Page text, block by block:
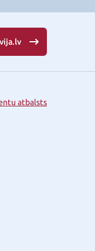
atbalsts